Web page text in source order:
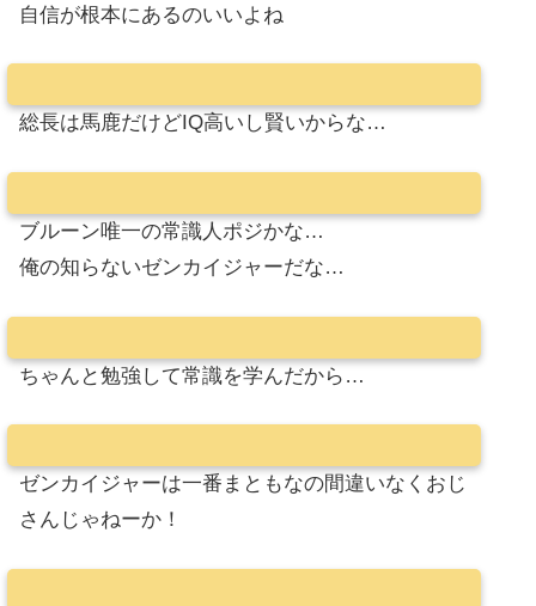
自信が根本にあるのいいよね
総長は馬鹿だけどIQ高いし賢いからな…
ブルーン唯一の常識人ポジかな…
俺の知らないゼンカイジャーだな…
ちゃんと勉強して常識を学んだから…
ゼンカイジャーは一番まともなの間違いなくおじ
さんじゃねーか！